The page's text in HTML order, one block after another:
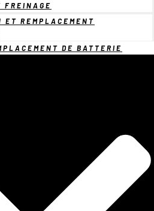
FREINAGE
ET REMPLACEMENT
DE BATTERIE